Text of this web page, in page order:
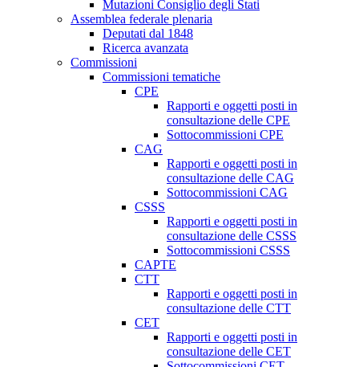
Mutazioni Consiglio degli Stati
Assemblea federale plenaria
Deputati dal 1848
Ricerca avanzata
Commissioni
Commissioni tematiche
CPE
Rapporti e oggetti posti in
consultazione delle CPE
Sottocommissioni CPE
CAG
Rapporti e oggetti posti in
consultazione delle CAG
Sottocommissioni CAG
CSSS
Rapporti e oggetti posti in
consultazione delle CSSS
Sottocommissioni CSSS
CAPTE
CTT
Rapporti e oggetti posti in
consultazione delle CTT
CET
Rapporti e oggetti posti in
consultazione delle CET